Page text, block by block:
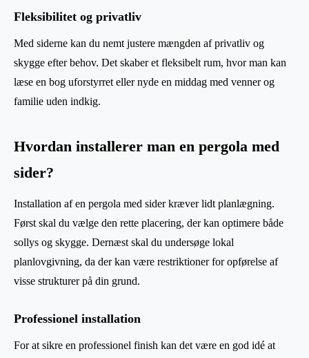
Fleksibilitet og privatliv
Med siderne kan du nemt justere mængden af privatliv og
skygge efter behov. Det skaber et fleksibelt rum, hvor man kan
læse en bog uforstyrret eller nyde en middag med venner og
familie uden indkig.
Hvordan installerer man en pergola med
sider?
Installation af en pergola med sider kræver lidt planlægning.
Først skal du vælge den rette placering, der kan optimere både
sollys og skygge. Dernæst skal du undersøge lokal
planlovgivning, da der kan være restriktioner for opførelse af
visse strukturer på din grund.
Professionel installation
For at sikre en professionel finish kan det være en god idé at